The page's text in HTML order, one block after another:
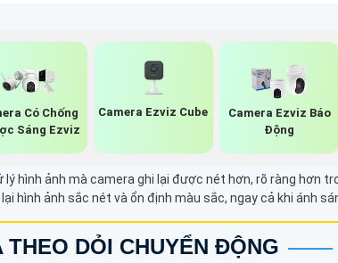
Có Chống
Sáng Ezviz
Camera Ezviz Cube
Camera Ezviz Báo
Động
hình ảnh mà camera ghi lại được nét hơn, rõ ràng hơn
hình ảnh sắc nét và ổn định màu sắc, ngay cả khi ánh
THEO DỎI CHUYỂN ĐỘNG